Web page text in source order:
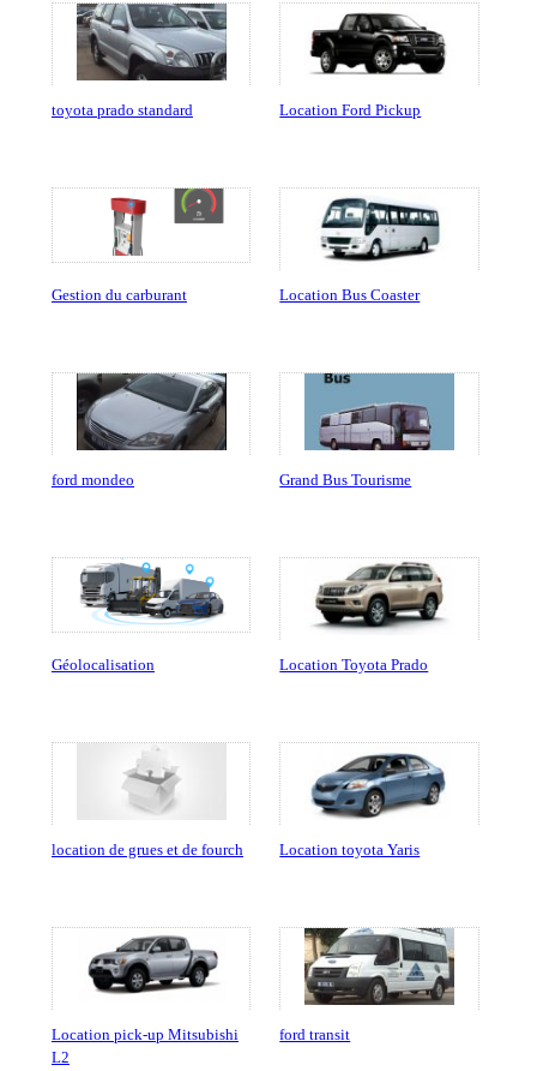
toyota prado standard Location Ford Pickup
Gestion du carburant Location Bus Coaster
ford mondeo Grand Bus Tourisme
Géolocalisation Location Toyota Prado
location de grues et de fourch Location toyota Yaris
Location pick-up Mitsubishi
L2
ford transit